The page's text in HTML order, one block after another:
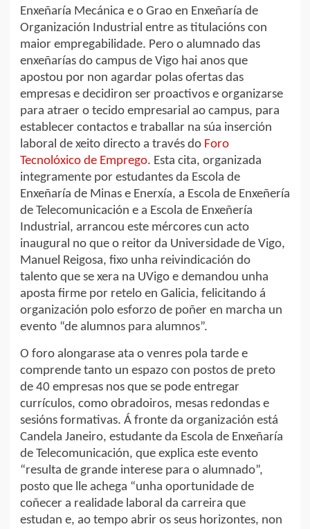
Enxeñaría Mecánica e o Grao en Enxeñaría de
Organización Industrial entre as titulacións con
maior empregabilidade. Pero o alumnado das
enxeñarías do campus de Vigo hai anos que
apostou por non agardar polas ofertas das
empresas e decidiron ser proactivos e organizarse
para atraer o tecido empresarial ao campus, para
establecer contactos e traballar na súa inserción
laboral de xeito directo a través do Foro
Tecnolóxico de Emprego. Esta cita, organizada
integramente por estudantes da Escola de
Enxeñaría de Minas e Enerxía, a Escola de Enxeñería
de Telecomunicación e a Escola de Enxeñería
Industrial, arrancou este mércores cun acto
inaugural no que o reitor da Universidade de Vigo,
Manuel Reigosa, fixo unha reivindicación do
talento que se xera na UVigo e demandou unha
aposta firme por retelo en Galicia, felicitando á
organización polo esforzo de poñer en marcha un
evento “de alumnos para alumnos”.
O foro alongarase ata o venres pola tarde e
comprende tanto un espazo con postos de preto
de 40 empresas nos que se pode entregar
currículos, como obradoiros, mesas redondas e
sesións formativas. Á fronte da organización está
Candela Janeiro, estudante da Escola de Enxeñaría
de Telecomunicación, que explica este evento
“resulta de grande interese para o alumnado”,
posto que lle achega “unha oportunidade de
coñecer a realidade laboral da carreira que
estudan e, ao tempo abrir os seus horizontes, non